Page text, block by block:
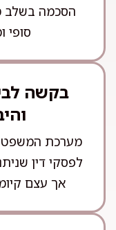
הסכמה בשלב
סופי
בקשה
מערכת המשפט
לפסקי דין
אך עצם